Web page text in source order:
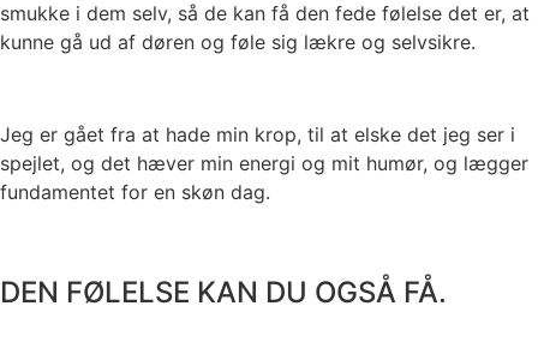
smukke i dem selv, så de kan få den fede følelse det er, at
kunne gå ud af døren og føle sig lækre og selvsikre.
Jeg er gået fra at hade min krop, til at elske det jeg ser i
spejlet, og det hæver min energi og mit humør, og lægger
fundamentet for en skøn dag.
DEN FØLELSE KAN DU OGSÅ FÅ.